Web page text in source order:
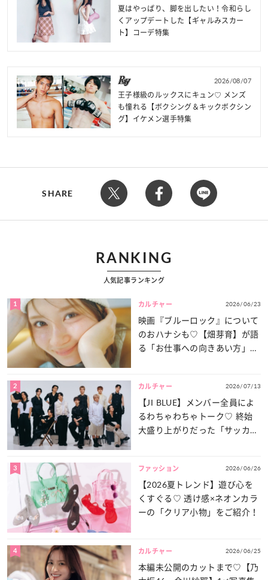
夏はやっぱり、脚を出したい！令和らし
くアップデートした【ギャルみスカー
ト】コーデ特集
2026/08/07
王子様級のルックスにキュン♡ メンズ
も憧れる【ボクシング＆キックボクシン
グ】イケメン選手特集
SHARE
RANKING
人気記事ランキング
1 カルチャー 2026/06/23
映画『ブルーロック』について
のおハナシも♡【畑芽育】が語
る「お仕事への向きあい方」と
2 カルチャー 2026/07/13
【JI BLUE】メンバー全員によ
るわちゃわちゃトーク♡ 終始
大盛り上がりだった「サッカー
3 ファッション 2026/06/26
【2026夏トレンド】遊び心を
くすぐる♡ 透け感×ネオンカラ
ーの「クリア小物」をご紹介！
4 カルチャー 2026/06/25
本編未公開のカットまで♡【乃